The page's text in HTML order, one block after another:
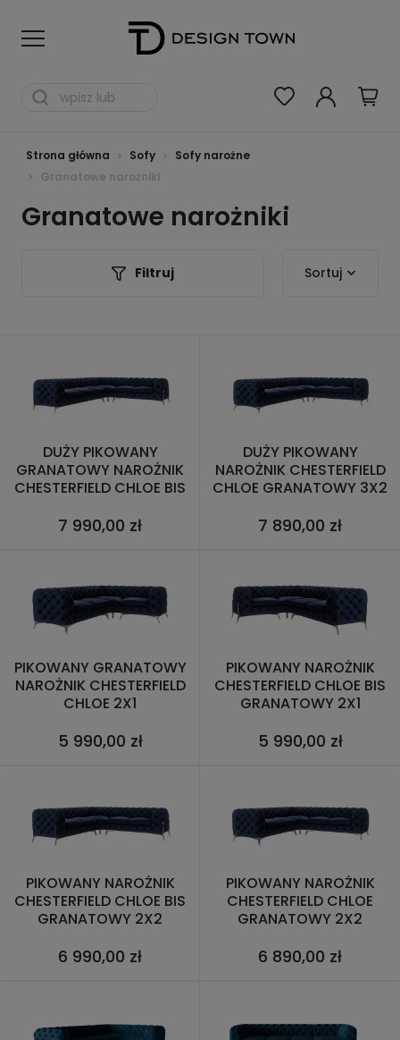
Strona główna Sofy
Sofy narożne
Granatowe narożniki
Granatowe narożniki
Filtruj Sortuj
DUŻY PIKOWANY
GRANATOWY NAROŻNIK
CHESTERFIELD CHLOE BIS
7 990,00 zł
DUŻY PIKOWANY
NAROŻNIK CHESTERFIELD
CHLOE GRANATOWY 3X2
7 890,00 zł
PIKOWANY GRANATOWY
NAROŻNIK CHESTERFIELD
CHLOE 2X1
5 990,00 zł
PIKOWANY NAROŻNIK
CHESTERFIELD CHLOE BIS
GRANATOWY 2X1
5 990,00 zł
PIKOWANY NAROŻNIK
CHESTERFIELD CHLOE BIS
GRANATOWY 2X2
6 990,00 zł
PIKOWANY NAROŻNIK
CHESTERFIELD CHLOE
GRANATOWY 2X2
6 890,00 zł